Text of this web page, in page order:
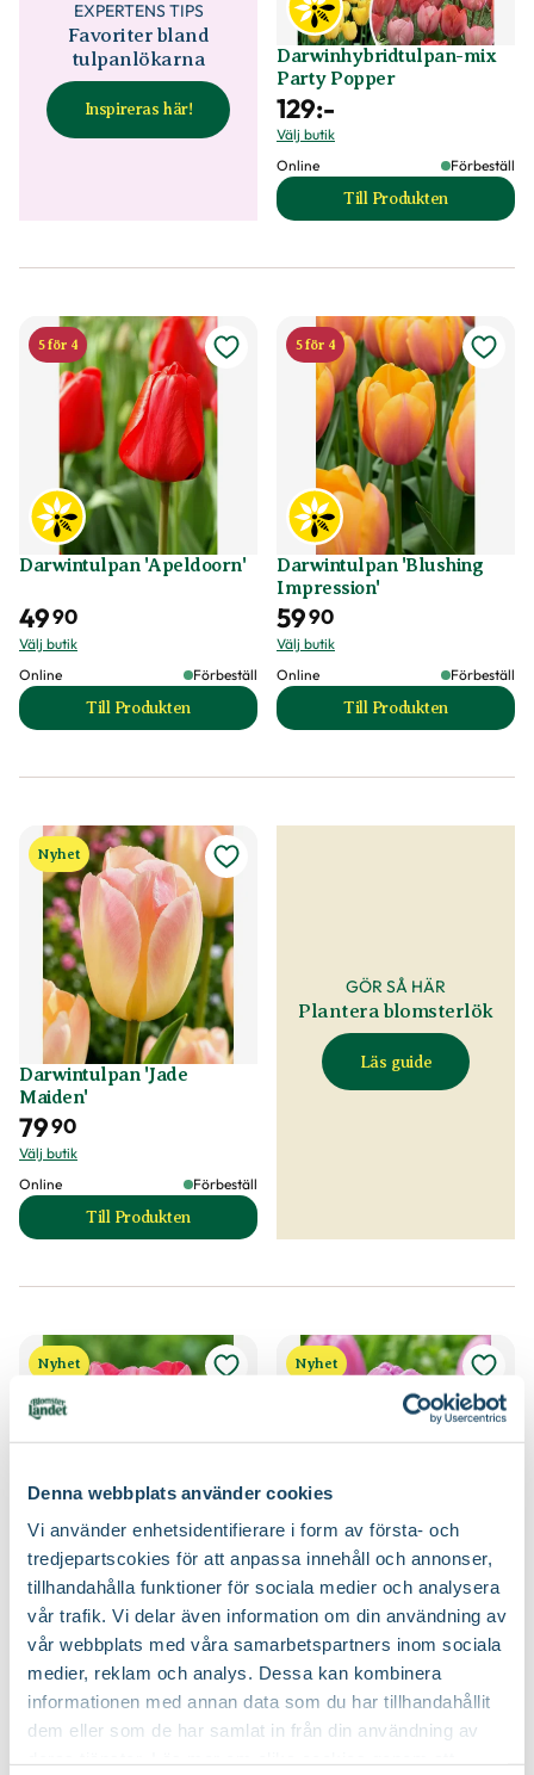
Denna webbplats använder cookies
Vi använder enhetsidentifierare i form av första- och
tredjepartscokies för att anpassa innehåll och annonser,
tillhandahålla funktioner för sociala medier och analysera
vår trafik. Vi delar även information om din användning av
vår webbplats med våra samarbetspartners inom sociala
medier, reklam och analys. Dessa kan kombinera
informationen med annan data som du har tillhandahållit
dem eller som de har samlat in från din användning av
EXPERTENS TIPS
Favoriter bland
tulpanlökarna
Inspireras här!
Darwinhybridtulpan-mix
Party Popper
129:-
Välj butik
Online
Förbeställ
Till Produkten
till
5 för 4
Darwintulpan 'Apeldoorn'
4990
Välj butik
Online
Förbeställ
Till Produkten
till Darwintulpan 'Apeldoorn' produktsida
5 för 4
Darwintulpan 'Blushing
Impression'
5990
Välj butik
Online
Förbeställ
Till Produkten
till Darwintulpan
Nyhet
Darwintulpan 'Jade
Maiden'
7990
Välj butik
Online
Förbeställ
Till Produkten
till Darwintulpan 'Jade Maiden' produktsida
GÖR SÅ HÄR
Plantera blomsterlök
Läs guide
Nyhet
Darwintulpan 'Pink Sound'
59
Välj butik
Online
Förbeställ
Till Produkten
till Darwintulpan 'Pink Sound' produktsida
Nyhet
Darwintulpan 'Purple
Pride'
5990
Välj butik
Förbeställ
Till Produkten
till Darwintulpan